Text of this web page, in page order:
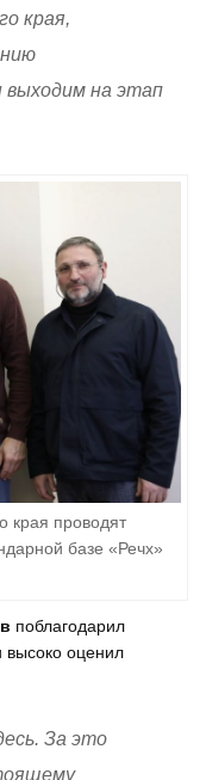
края,
выходим на этап
края проводят
базе «Речх»
поблагодарил
высоко оценил
За это